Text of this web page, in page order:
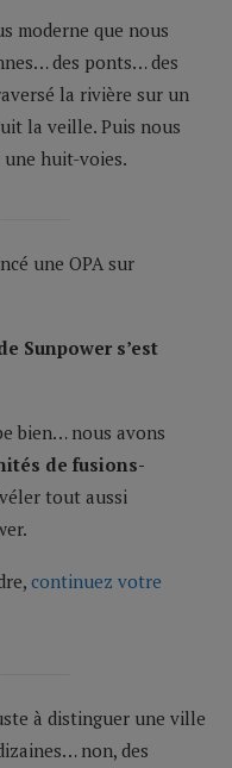
moderne que nous
des ponts… des
la rivière sur un
la veille. Puis nous
huit-voies.
une OPA sur
Sunpower s’est
bien… nous avons
de fusions-
tout aussi
continuez votre
à distinguer une ville
non, des